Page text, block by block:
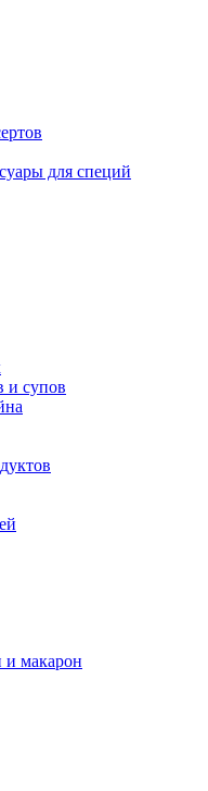
для специй
и супов
и макарон